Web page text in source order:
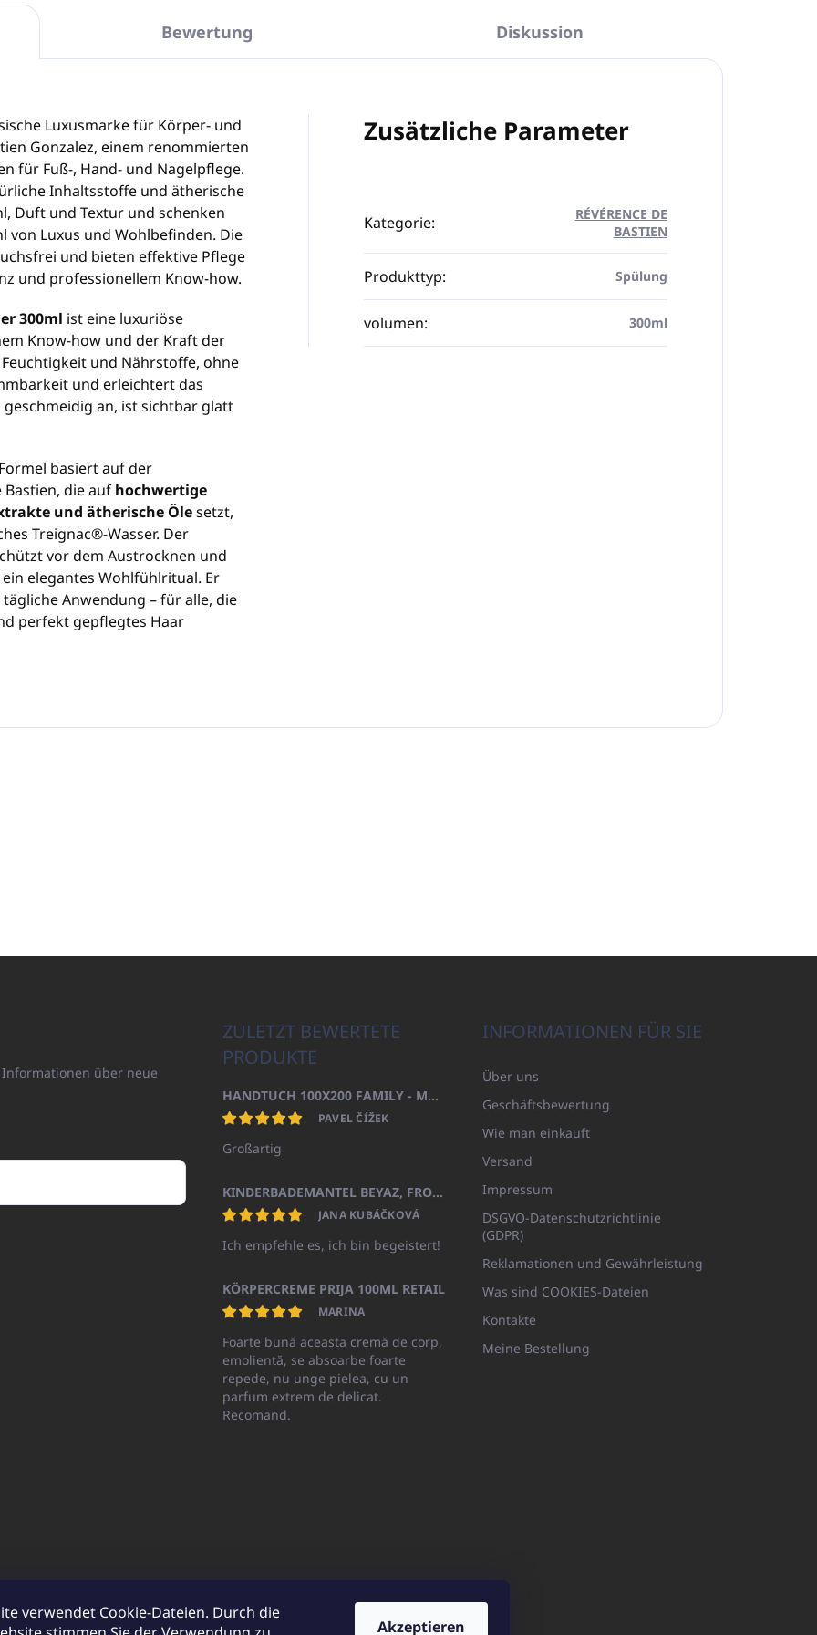
verwendet Cookie-Dateien. Durch die
Akzeptieren
Bewertung Diskussion
Luxusmarke für Körper- und
Gonzalez, einem renommierten
für Fuß-, Hand- und Nagelpflege.
Inhaltsstoffe und ätherische
Duft und Textur und schenken
von Luxus und Wohlbefinden. Die
und bieten effektive Pflege
und professionellem Know-how.
300ml ist eine luxuriöse
Know-how und der Kraft der
und Nährstoffe, ohne
und erleichtert das
an, ist sichtbar glatt
basiert auf der
die auf hochwertige
und ätherische Ölesetzt,
Treignac®-Wasser. Der
vor dem Austrocknen und
elegantes Wohlfühlritual. Er
Anwendung – für alle, die
perfekt gepflegtes Haar
Zusätzliche Parameter
Kategorie:
RÉVÉRENCE DE
BASTIEN
Produkttyp: Spülung
volumen: 300ml
über neue
ZULETZT BEWERTETE
PRODUKTE
HANDTUCH 100X200 FAMILY - MARINEBLAU (480GR)
PAVEL ČÍŽEK
Großartig
KINDERBADEMANTEL BEYAZ, FROTE WEISS MIT KAPUZE (400GR)
JANA KUBÁČKOVÁ
Ich empfehle es, ich bin begeistert!
KÖRPERCREME PRIJA 100ML RETAIL
MARINA
Foarte bună aceasta cremă de corp,
emolientă, se absoarbe foarte
repede, nu unge pielea, cu un
parfum extrem de delicat.
Recomand.
INFORMATIONEN FÜR SIE
Über uns
Geschäftsbewertung
Wie man einkauft
Versand
Impressum
DSGVO-Datenschutzrichtlinie
(GDPR)
Reklamationen und Gewährleistung
Was sind COOKIES-Dateien
Kontakte
Meine Bestellung